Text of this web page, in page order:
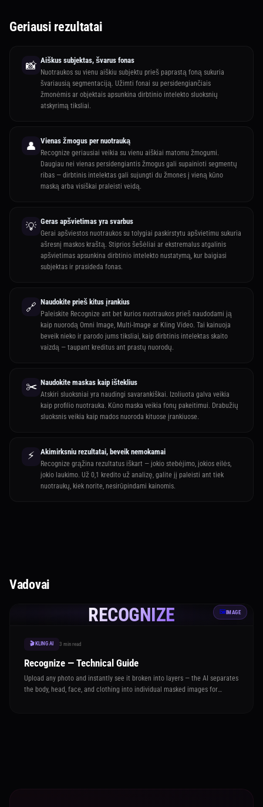
Geriausi rezultatai
📸 Aiškus subjektas, švarus fonas
Nuotraukos su vienu aiškiu subjektu prieš paprastą foną sukuria
švariausią segmentaciją. Užimti fonai su persidengiančiais
žmonėmis ar objektais apsunkina dirbtinio intelekto sluoksnių
atskyrimą tiksliai.
👤 Vienas žmogus per nuotrauką
Recognize geriausiai veikia su vienu aiškiai matomu žmogumi.
Daugiau nei vienas persidengiantis žmogus gali supainioti segmentų
ribas — dirbtinis intelektas gali sujungti du žmones į vieną kūno
maską arba visiškai praleisti veidą.
💡 Geras apšvietimas yra svarbus
Gerai apšviestos nuotraukos su tolygiai paskirstytu apšvietimu sukuria
ašresnį maskos kraštą. Stiprios šešėliai ar ekstremalus atgalinis
apšvietimas apsunkina dirbtinio intelekto nustatymą, kur baigiasi
subjektas ir prasideda fonas.
🔗 Naudokite prieš kitus įrankius
Paleiskite Recognize ant bet kurios nuotraukos prieš naudodami ją
kaip nuorodą Omni Image, Multi-Image ar Kling Video. Tai kainuoja
beveik nieko ir parodo jums tiksliai, kaip dirbtinis intelektas skaito
vaizdą — taupant kreditus ant prastų nuorodų.
✂️ Naudokite maskas kaip išteklius
Atskiri sluoksniai yra naudingi savarankiškai. Izoliuota galva veikia
kaip profilio nuotrauka. Kūno maska veikia fonų pakeitimui. Drabužių
sluoksnis veikia kaip mados nuoroda kituose įrankiuose.
⚡ Akimirksniu rezultatai, beveik nemokamai
Recognize grąžina rezultatus iškart — jokio stebėjimo, jokios eilės,
jokio laukimo. Už 0,1 kredito už analizę, galite jį paleisti ant tiek
nuotraukų, kiek norite, nesirūpindami kainomis.
Vadovai
RECOGNIZE 🖼️IMAGE
🎬 KLING AI 3 min read
Recognize — Technical Guide
Upload any photo and instantly see it broken into layers — the AI separates
the body, head, face, and clothing into individual masked images for